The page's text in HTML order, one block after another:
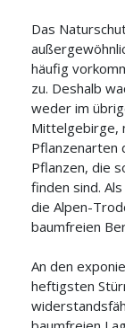
Das
häufig
zu. Deshalb
weder im
Mittelgebirge,
Pflanzenarten
Pflanzen, die
finden sind.
die Alpen-
baumfreien
An den
heftigsten